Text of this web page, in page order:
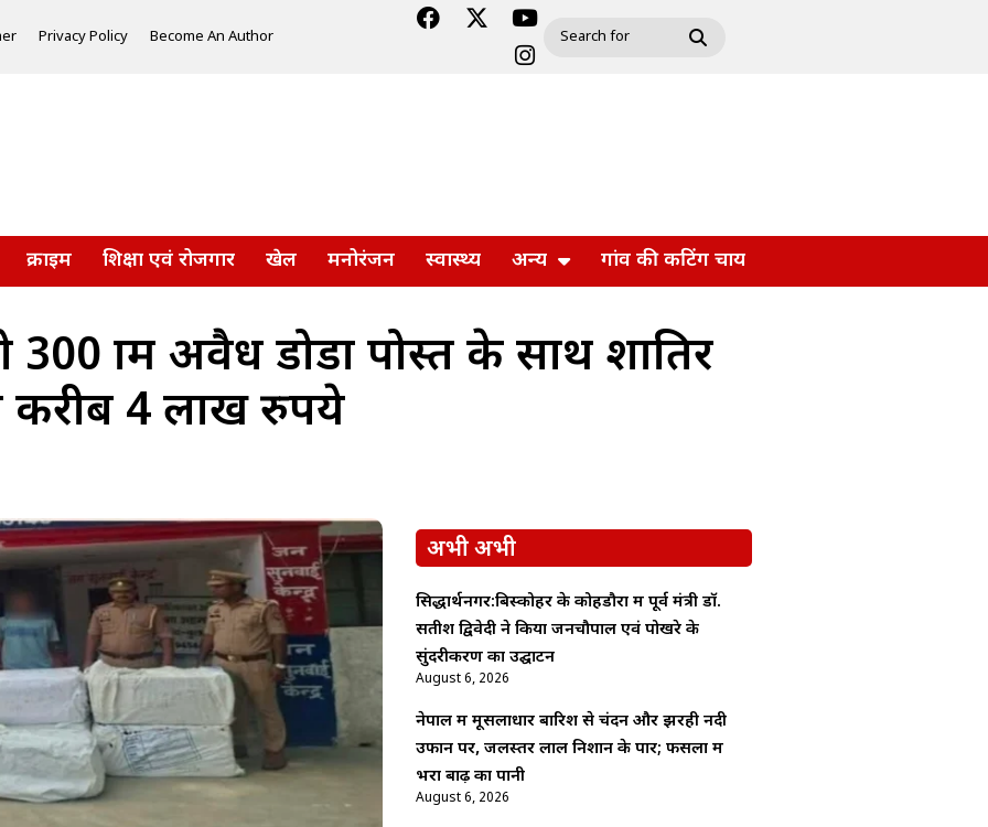
Privacy Policy Become An Author
क्राइम शिक्षा एवं रोजगार खेल मनोरंजन स्वास्थ्य अन्य गांव की कटिंग चाय
ग्राम अवैध डोडा पोस्त के साथ शातिर
करीब 4 लाख रुपये
अभी अभी
सिद्धार्थनगर:बिस्कोहर के कोहडौरा में पूर्व मंत्री डॉ.
सतीश द्विवेदी ने किया जनचौपाल एवं पोखरे के
सुंदरीकरण का उद्घाटन
August 6, 2026
नेपाल में मूसलाधार बारिश से चंदन और झरही नदी
उफान पर, जलस्तर लाल निशान के पार; फसलों में
भरा बाढ़ का पानी
August 6, 2026